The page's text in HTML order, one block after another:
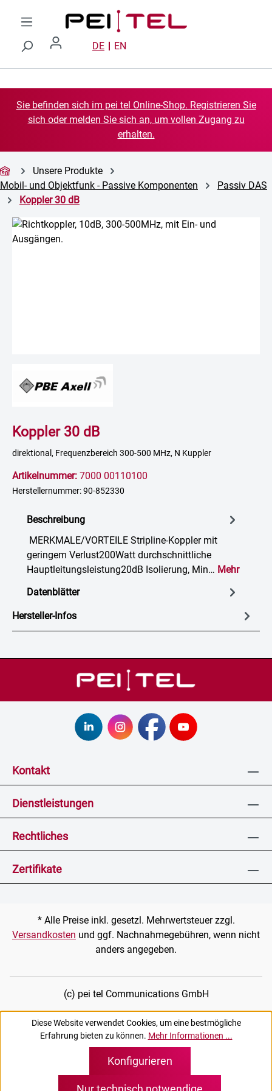
Zum Hauptinhalt springen
DE EN
Sie befinden sich im pei tel Online-Shop. Registrieren Sie
sich oder melden Sie sich an, um vollen Zugang zu
erhalten.
Unsere Produkte
Mobil- und Objektfunk - Passive Komponenten
Passiv DAS
Koppler 30 dB
Bildergalerie überspringen
Koppler 30 dB
direktional, Frequenzbereich 300-500 MHz, N Kuppler
Artikelnummer: 7000 00110100
Herstellernummer: 90-852330
Beschreibung
MERKMALE/VORTEILE Stripline-Koppler mit
geringem Verlust200Watt durchschnittliche
Hauptleitungsleistung20dB Isolierung, Min… Mehr
Datenblätter
Hersteller-Infos
Kontakt
Dienstleistungen
Rechtliches
Zertifikate
* Alle Preise inkl. gesetzl. Mehrwertsteuer zzgl.
Versandkosten und ggf. Nachnahmegebühren, wenn nicht
anders angegeben.
(c) pei tel Communications GmbH
Diese Website verwendet Cookies, um eine bestmögliche
Erfahrung bieten zu können. Mehr Informationen ...
Konfigurieren